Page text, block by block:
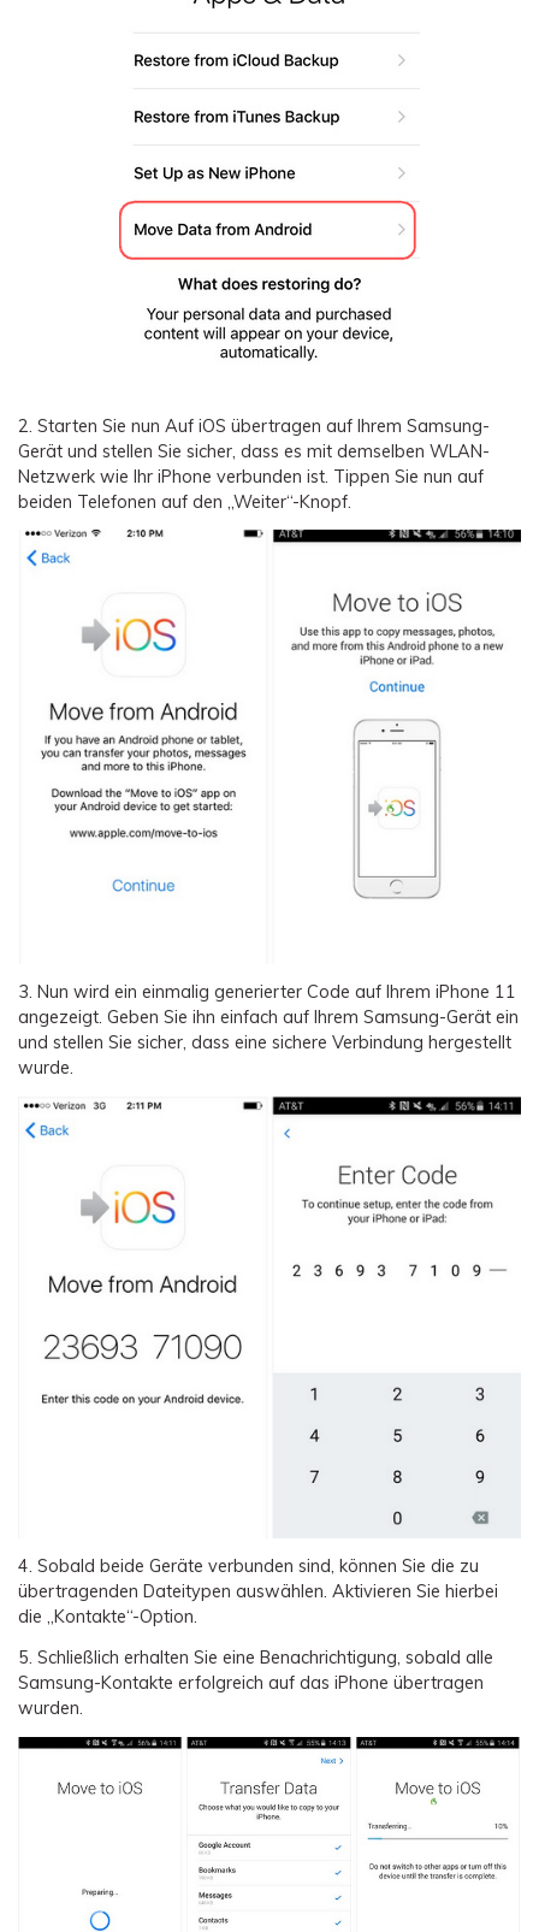
2. Starten Sie nun Auf iOS übertragen auf Ihrem Samsung-
Gerät und stellen Sie sicher, dass es mit demselben WLAN-
Netzwerk wie Ihr iPhone verbunden ist. Tippen Sie nun auf
beiden Telefonen auf den „Weiter“-Knopf.
3. Nun wird ein einmalig generierter Code auf Ihrem iPhone 11
angezeigt. Geben Sie ihn einfach auf Ihrem Samsung-Gerät ein
und stellen Sie sicher, dass eine sichere Verbindung hergestellt
wurde.
4. Sobald beide Geräte verbunden sind, können Sie die zu
übertragenden Dateitypen auswählen. Aktivieren Sie hierbei
die „Kontakte“-Option.
5. Schließlich erhalten Sie eine Benachrichtigung, sobald alle
Samsung-Kontakte erfolgreich auf das iPhone übertragen
wurden.